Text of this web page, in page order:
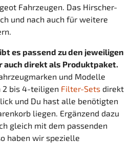
Fahrzeugen. Das Hirscher-
und nach auch für weitere
es passend zu den jeweiligen
auch direkt als Produktpaket.
und Modelle
2 bis 4-teiligen Filter-Sets direkt
und Du hast alle benötigten
liegen. Ergänzend dazu
gleich mit dem passenden
haben wir spezielle